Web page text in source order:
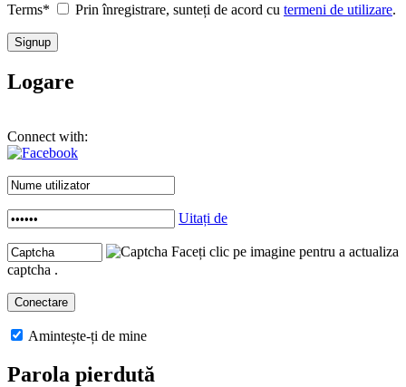
Terms* Prin înregistrare, sunteți de acord cu termeni de utilizare.
Logare
Connect with:
Uitați de
Faceți clic pe imagine pentru a actualiza
captcha .
Amintește-ți de mine
Parola pierdută